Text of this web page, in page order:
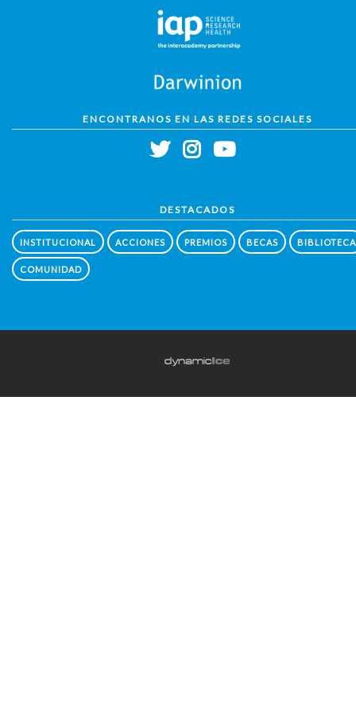
ENCONTRANOS EN LAS REDES SOCIALES
DESTACADOS
INSTITUCIONAL ACCIONES PREMIOS BECAS BIBLIOTECA
COMUNIDAD